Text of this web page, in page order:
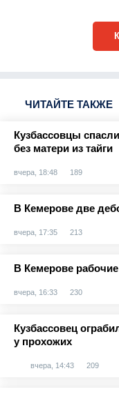
ЧИТАЙТЕ ТАКЖЕ
Кузбассовцы
без матери из тайги
вчера, 18:48 189
В Кемерове две
вчера, 17:35 213
В Кемерове
вчера, 16:33 230
Кузбассовец
у прохожих
вчера, 14:43 209